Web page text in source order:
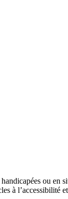
ou en
à